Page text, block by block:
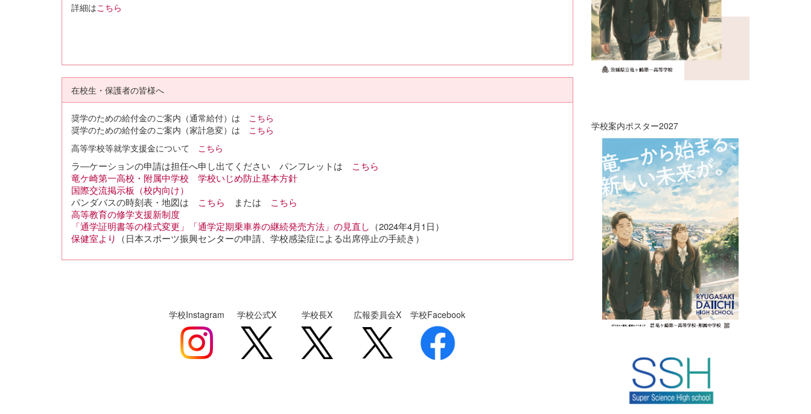
詳細はこちら
在校生・保護者の皆様へ
奨学のための給付金のご案内（通常給付）は こちら
奨学のための給付金のご案内（家計急変）は こちら
高等学校等就学支援金について こちら
ラ―ケーションの申請は担任へ申し出てください パンフレットは こちら
竜ケ崎第一高校・附属中学校 学校いじめ防止基本方針
国際交流掲示板（校内向け）
パンダバスの時刻表・地図は こちら または こちら
高等教育の修学支援新制度
「通学証明書等の様式変更」「通学定期乗車券の継続発売方法」の見直し （2024年4月1日）
保健室より （日本スポーツ振興センターの申請、学校感染症による出席停止の手続き）
学校Instagram 学校公式X 学校長X 広報委員会X 学校Facebook
学校案内ポスター2027